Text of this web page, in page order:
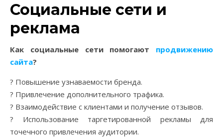
Социальные сети и
реклама
Как социальные сети помогают продвижению
сайта?
? Повышение узнаваемости бренда.
? Привлечение дополнительного трафика.
? Взаимодействие с клиентами и получение отзывов.
? Использование таргетированной рекламы для
точечного привлечения аудитории.